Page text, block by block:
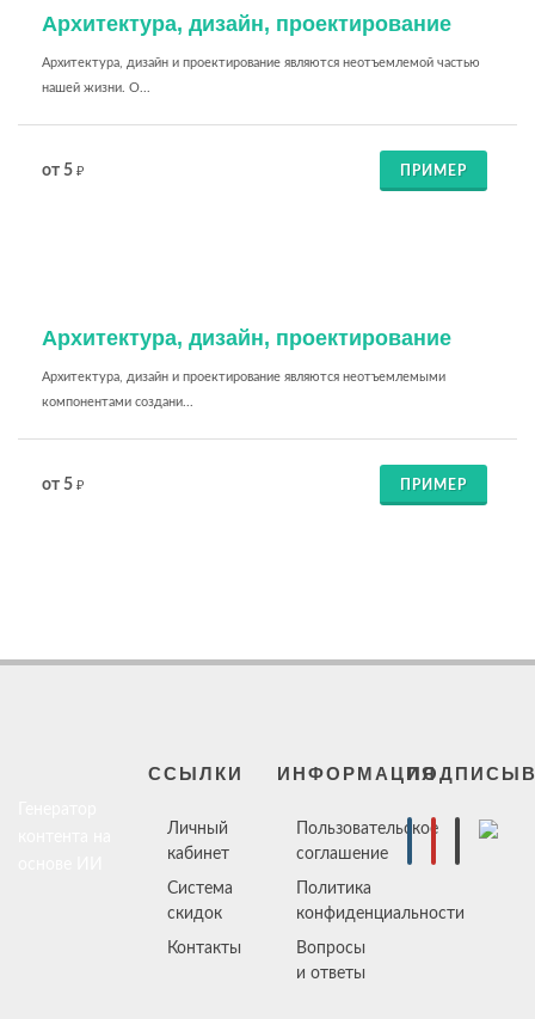
Архитектура, дизайн, проектирование
Архитектура, дизайн и проектирование являются неотъемлемой частью
нашей жизни. О...
от 5 ₽ ПРИМЕР
Архитектура, дизайн, проектирование
Архитектура, дизайн и проектирование являются неотъемлемыми
компонентами создани...
от 5 ₽ ПРИМЕР
ССЫЛКИ
Личный
кабинет
Система
скидок
Контакты
ИНФОРМАЦИЯ
Пользовательское
соглашение
Политика
конфиденциальности
Вопросы
и ответы